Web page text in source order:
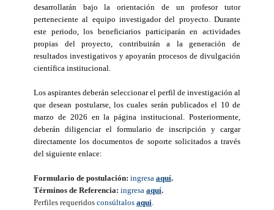
desarrollarán bajo la orientación de un profesor tutor
perteneciente al equipo investigador del proyecto. Durante
este periodo, los beneficiarios participarán en actividades
propias del proyecto, contribuirán a la generación de
resultados investigativos y apoyarán procesos de divulgación
científica institucional.
Los aspirantes deberán seleccionar el perfil de investigación al
que desean postularse, los cuales serán publicados el 10 de
marzo de 2026 en la página institucional. Posteriormente,
deberán diligenciar el formulario de inscripción y cargar
directamente los documentos de soporte solicitados a través
del siguiente enlace:
Formulario de postulación: ingresa aquí.
Términos de Referencia: ingresa aquí.
Perfiles requeridos consúltalos aqui